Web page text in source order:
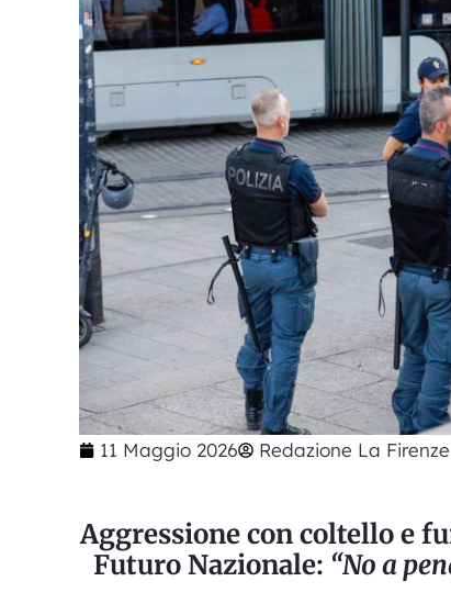
11 Maggio 2026 Redazione La
Aggressione con coltello e
Futuro Nazionale: “No a